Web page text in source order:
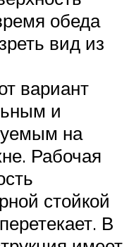
обеда
вид из
вариант
и
на
Рабочая
стойкой
В